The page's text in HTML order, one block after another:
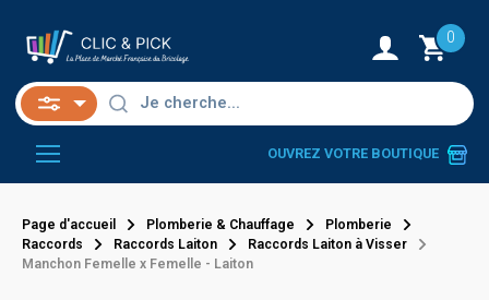
0
OUVREZ VOTRE BOUTIQUE
Page d'accueil Plomberie & Chauffage
Plomberie
Raccords
Raccords Laiton
Raccords Laiton à Visser
Manchon Femelle x Femelle - Laiton